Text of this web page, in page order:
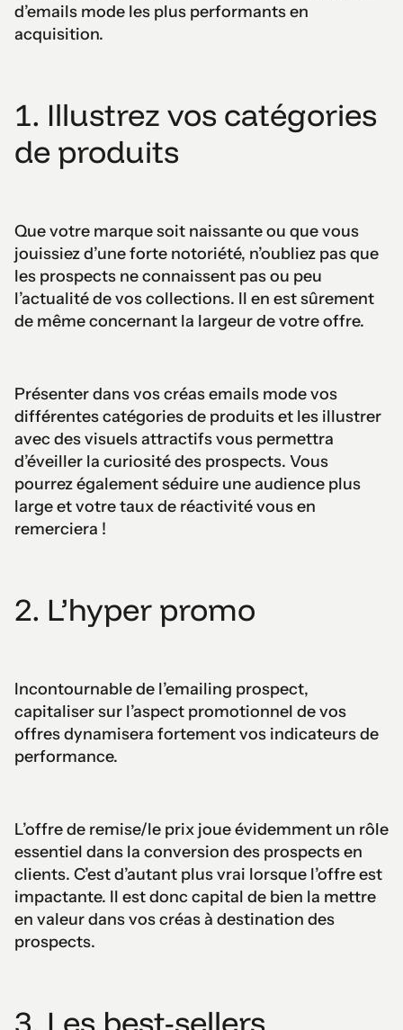
d’emails mode les plus performants en
acquisition.
1. Illustrez vos catégories
de produits
Que votre marque soit naissante ou que vous
jouissiez d’une forte notoriété, n’oubliez pas que
les prospects ne connaissent pas ou peu
l’actualité de vos collections. Il en est sûrement
de même concernant la largeur de votre offre.
Présenter dans vos créas emails mode vos
différentes catégories de produits et les illustrer
avec des visuels attractifs vous permettra
d’éveiller la curiosité des prospects. Vous
pourrez également séduire une audience plus
large et votre taux de réactivité vous en
remerciera !
2. L’hyper promo
Incontournable de l’emailing prospect,
capitaliser sur l’aspect promotionnel de vos
offres dynamisera fortement vos indicateurs de
performance.
L’offre de remise/le prix joue évidemment un rôle
essentiel dans la conversion des prospects en
clients. C’est d’autant plus vrai lorsque l’offre est
impactante. Il est donc capital de bien la mettre
en valeur dans vos créas à destination des
prospects.